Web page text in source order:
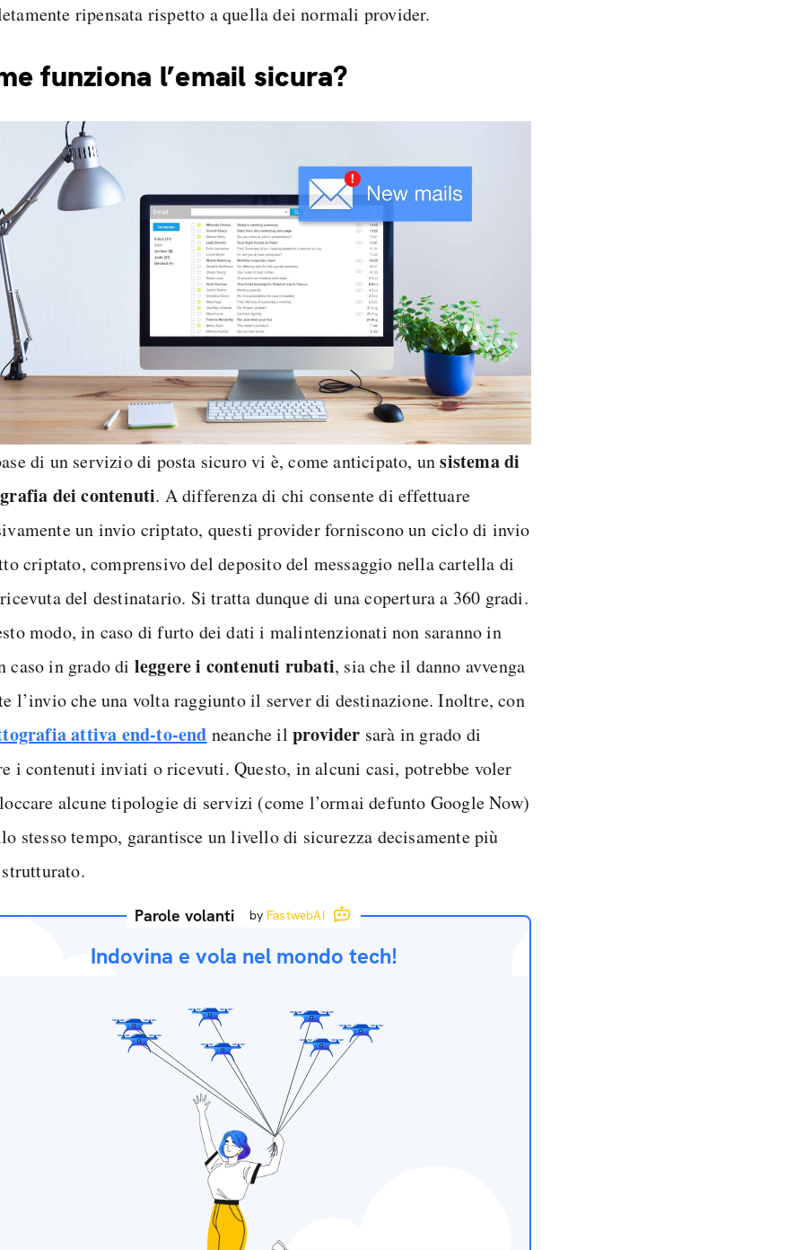
ripensata rispetto a quella dei normali provider.
funziona l’email sicura?
di un servizio di posta sicuro vi è, come anticipato, unsistema di
dei contenuti. A differenza di chi consente di effettuare
un invio criptato, questi provider forniscono un ciclo di invio
criptato, comprensivo del deposito del messaggio nella cartella di
del destinatario. Si tratta dunque di una copertura a 360 gradi.
modo, in caso di furto dei dati i malintenzionati non saranno in
caso in grado di leggere i contenuti rubati, sia che il danno avvenga
l’invio che una volta raggiunto il server di destinazione. Inoltre, con
attiva end-to-end neanche ilprovider sarà in grado di
i contenuti inviati o ricevuti. Questo, in alcuni casi, potrebbe voler
alcune tipologie di servizi (come l’ormai defunto Google Now)
stesso tempo, garantisce un livello di sicurezza decisamente più
Parole volanti by FastwebAI
Indovina e vola nel mondo tech!